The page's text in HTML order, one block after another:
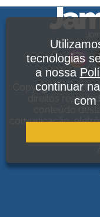
Copyright Jamildo
direitos
conteúdo
comunicação,
tecnologias
a nossa
continuar
com